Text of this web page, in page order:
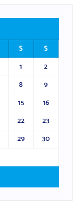
S
S
1
2
8
9
15
16
22
23
29
30